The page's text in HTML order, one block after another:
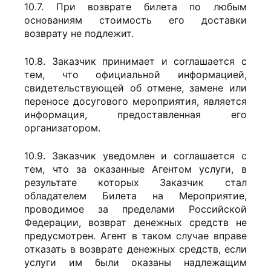
10.7. При возврате билета по любым
основаниям стоимость его доставки
возврату не подлежит.
10.8. Заказчик принимает и соглашается с
тем, что официальной информацией,
свидетельствующей об отмене, замене или
переносе досугового мероприятия, является
информация, предоставленная его
организатором.
10.9. Заказчик уведомлен и соглашается с
тем, что за оказанные Агентом услуги, в
результате которых Заказчик стал
обладателем Билета на Мероприятие,
проводимое за пределами Российской
Федерации, возврат денежных средств не
предусмотрен. Агент в таком случае вправе
отказать в возврате денежных средств, если
услуги им были оказаны надлежащим